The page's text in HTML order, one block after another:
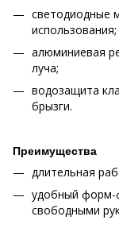
светодиодные
использования;
алюминиевая
луча;
водозащита
брызги.
Преимущества
длительная
удобный форм-
свободными